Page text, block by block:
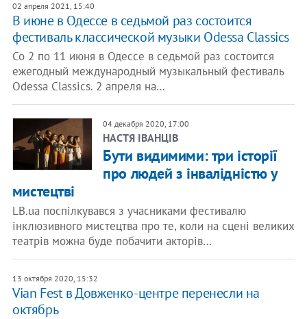
02 апреля 2021, 15:40
В июне в Одессе в седьмой раз состоится
фестиваль классической музыки Оdessa Сlassics
Со 2 по 11 июня в Одессе в седьмой раз состоится
ежегодный международный музыкальный фестиваль
Odessa Classics. 2 апреля на…
04 декабря 2020, 17:00
НАСТЯ ІВАНЦІВ
Бути видимими: три історії
про людей з інвалідністю у
мистецтві
LB.ua поспілкувався з учасниками фестивалю
інклюзивного мистецтва про те, коли на сцені великих
театрів можна буде побачити акторів…
13 октября 2020, 15:32
Vian Fest в Довженко-центре перенесли на
октябрь